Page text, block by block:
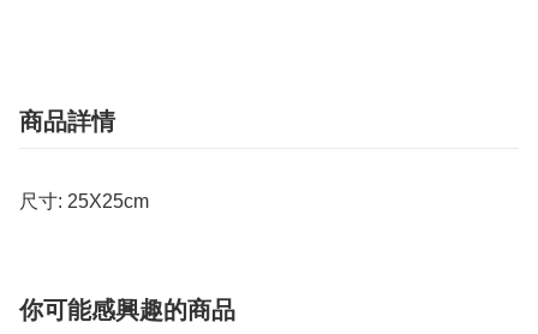
商品詳情
尺寸: 25X25cm
你可能感興趣的商品